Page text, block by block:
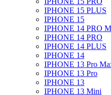
IPHONE 15 PLUS
IPHONE 15
IPHONE 14 PRO
IPHONE 14 PRO
IPHONE 14 PLUS
IPHONE 14
IPHONE 13 Pro
IPHONE 13 Pro
IPHONE 13
IPHONE 13 Mini